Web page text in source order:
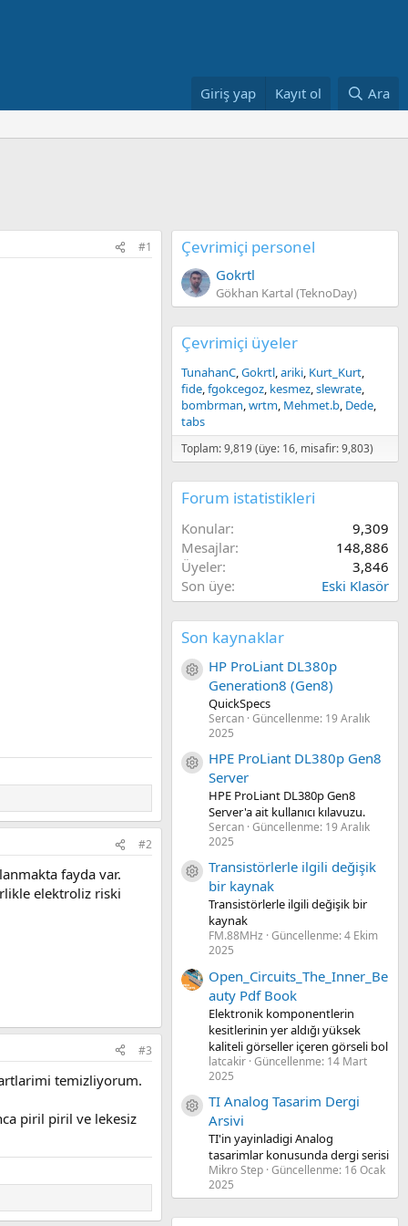
Giriş yap Kayıt ol Ara
#1
#2
fayda var.
elektroliz riski
#3
temizliyorum.
piril piril ve lekesiz
Çevrimiçi personel
Gokrtl
Gökhan Kartal (TeknoDay)
Çevrimiçi üyeler
TunahanC Gokrtl ariki Kurt_Kurt
fide fgokcegoz kesmez slewrate
bombrman wrtm Mehmet.b Dede
tabs
Toplam: 9,819 (üye: 16, misafir: 9,803)
Forum istatistikleri
Konular
9,309
Mesajlar
148,886
Üyeler
3,846
Son üye
Eski Klasör
Son kaynaklar
Kaynak ikon/amblem
HP ProLiant DL380p
Generation8 (Gen8)
QuickSpecs
Sercan Güncellenme: 19 Aralık
2025
Kaynak ikon/amblem
HPE ProLiant DL380p Gen8
Server
HPE ProLiant DL380p Gen8
Server'a ait kullanıcı kılavuzu.
Sercan Güncellenme: 19 Aralık
2025
Kaynak ikon/amblem
Transistörlerle ilgili değişik
bir kaynak
Transistörlerle ilgili değişik bir
kaynak
FM.88MHz Güncellenme:4 Ekim
2025
Open_Circuits_The_Inner_Be
auty Pdf Book
Elektronik komponentlerin
kesitlerinin yer aldığı yüksek
kaliteli görseller içeren görseli bol
latcakir Güncellenme: 14 Mart
2025
Kaynak ikon/amblem
TI Analog Tasarim Dergi
Arsivi
TI'in yayinladigi Analog
tasarimlar konusunda dergi serisi
Mikro Step Güncellenme: 16 Ocak
2025